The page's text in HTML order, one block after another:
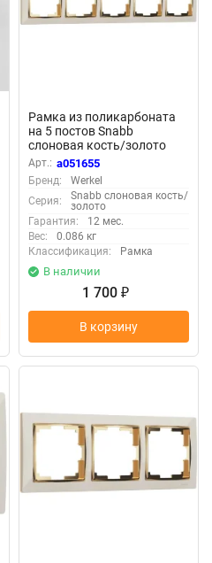
Рамка из поликарбоната
на 5 постов Snabb
слоновая кость/золото
W0051932
Арт.: a051655
Бренд:
Werkel
Серия:
Snabb слоновая кость/
золото
Гарантия:
12 мес.
Вес:
0.086 кг
Классификация:
Рамка
В наличии
1 700 ₽
В корзину